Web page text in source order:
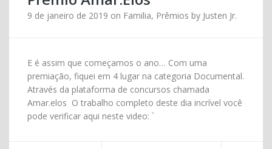
9 de janeiro de 2019 on Familia, Prêmios by Justen Jr.
E é assim que começamos o ano… Com uma
premiação, fiquei em 4 lugar na categoria Documental.
Através da plataforma de concursos chamada
Amar.elos O trabalho completo deste dia incrível você
pode verificar aqui neste video: `